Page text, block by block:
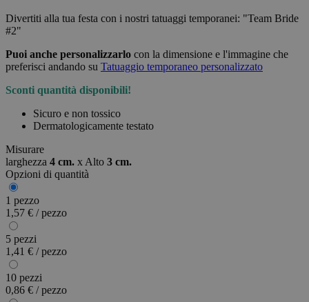
Divertiti alla tua festa con i nostri tatuaggi temporanei: "Team Bride
#2"
Puoi anche personalizzarlo con la dimensione e l'immagine che
preferisci andando su Tatuaggio temporaneo personalizzato
Sconti quantità disponibili!
Sicuro e non tossico
Dermatologicamente testato
Misurare
larghezza 4 cm. x Alto 3 cm.
Opzioni di quantità
1 pezzo
1,57 € / pezzo
5 pezzi
1,41 € / pezzo
10 pezzi
0,86 € / pezzo